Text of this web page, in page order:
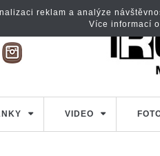
VIDEO
reklam a analýze
Více informací